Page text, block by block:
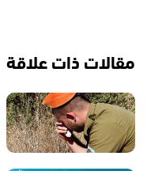
مقالات ذات علاقة